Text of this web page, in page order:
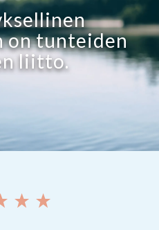
on tunteiden
liitto.